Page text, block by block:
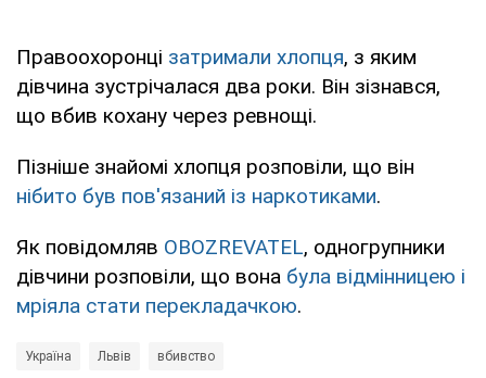
Правоохоронці затримали хлопця, з яким
дівчина зустрічалася два роки. Він зізнався,
що вбив кохану через ревнощі.
Пізніше знайомі хлопця розповіли, що він
нібито був пов'язаний із наркотиками.
Як повідомляв OBOZREVATEL, одногрупники
дівчини розповіли, що вона була відмінницею і
мріяла стати перекладачкою.
Україна Львів вбивство